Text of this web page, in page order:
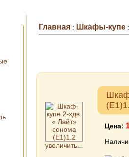
Главная : Шкафы-купе
увеличить...
Цена: